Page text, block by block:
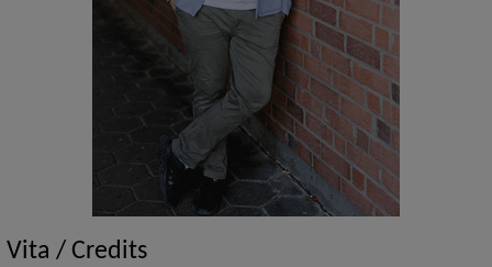
Vita / Credits